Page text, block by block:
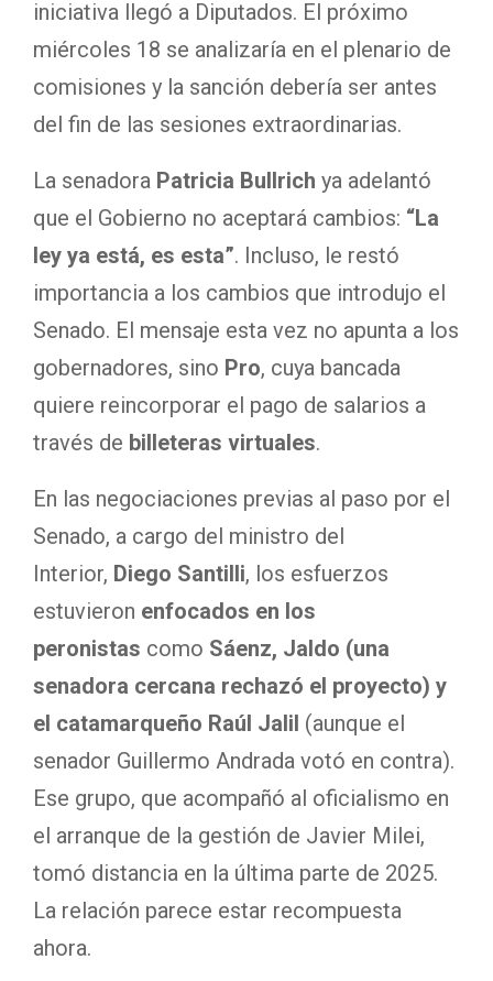
iniciativa llegó a Diputados. El próximo
miércoles 18 se analizaría en el plenario de
comisiones y la sanción debería ser antes
del fin de las sesiones extraordinarias.
La senadora Patricia Bullrich ya adelantó
que el Gobierno no aceptará cambios: “La
ley ya está, es esta”. Incluso, le restó
importancia a los cambios que introdujo el
Senado. El mensaje esta vez no apunta a los
gobernadores, sino Pro, cuya bancada
quiere reincorporar el pago de salarios a
través de billeteras virtuales.
En las negociaciones previas al paso por el
Senado, a cargo del ministro del
Interior, Diego Santilli, los esfuerzos
estuvieron enfocados en los
peronistas como Sáenz, Jaldo (una
senadora cercana rechazó el proyecto) y
el catamarqueño Raúl Jalil (aunque el
senador Guillermo Andrada votó en contra).
Ese grupo, que acompañó al oficialismo en
el arranque de la gestión de Javier Milei,
tomó distancia en la última parte de 2025.
La relación parece estar recompuesta
ahora.